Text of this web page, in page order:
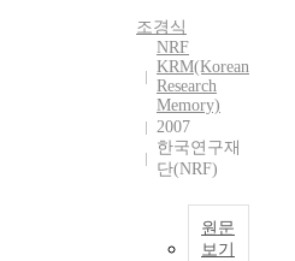
조경식
NRF
KRM(Korean
Research
Memory)
2007
한국연구재
단(NRF)
원문
보기